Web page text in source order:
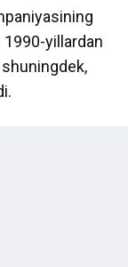
yillardan